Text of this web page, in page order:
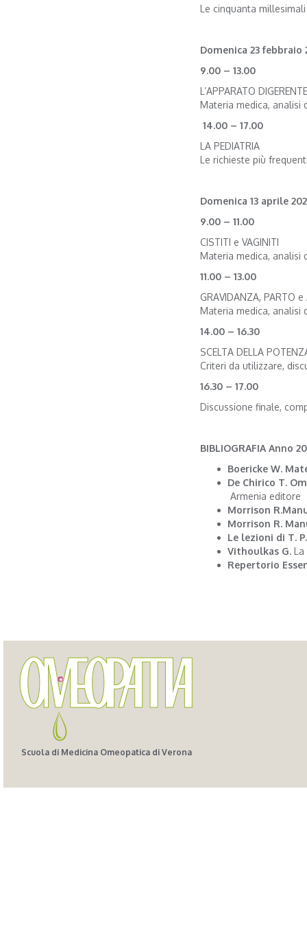
Le cinquanta millesimali
Domenica 23 febbraio
9.00 – 13.00
L’APPARATO
Materia medica, analisi
14.00 – 17.00
LA PEDIATRIA
Le richieste più
Domenica 13 aprile
9.00 – 11.00
CISTITI e VAGINITI
Materia medica,
11.00 – 13.00
GRAVIDANZA, PARTO
Materia medica,
14.00 – 16.30
SCELTA DELLA
Criteri da utilizzare,
16.30 – 17.00
Discussione finale,
BIBLIOGRAFIA Anno
Boericke W.
De Chirico T.
Armenia editore
Morrison
Morrison R.
Le lezioni di T.
Vithoulkas G.
Repertorio
Scuola di Medicina Omeopatica di Verona